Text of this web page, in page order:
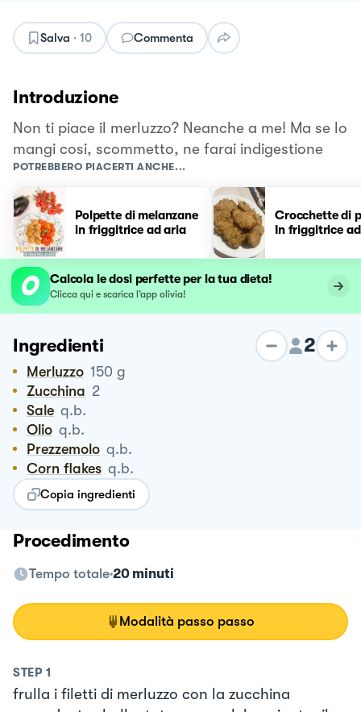
Salva · 10 Commenta
Introduzione
Non ti piace il merluzzo? Neanche a me! Ma se lo
mangi cosi, scommetto, ne farai indigestione
POTREBBERO PIACERTI ANCHE...
Polpette di melanzane
in friggitrice ad aria
Crocchette di
In friggitrice
Calcola le dosi perfette per la tua dieta!
Clicca qui e scarica l’app olivia!
Ingredienti 2
Merluzzo 150 g
zucchina 2
Sale q.b.
Olio q.b.
Prezzemolo q.b.
Corn flakes q.b.
Copia ingredienti
Procedimento
Tempo totale 20 minuti
Modalità passo passo
STEP 1
frulla i filetti di merluzzo con la zucchina